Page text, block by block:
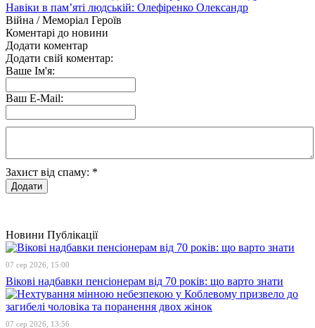
Навіки в пам’яті людській: Олефіренко Олександр
Війна / Меморіал Героїв
Коментарі до новини
Додати коментар
Додати свій коментар:
Ваше Ім'я:
Ваш E-Mail:
Захист від спаму: *
Новини Публікації
07 сер 2026, 15:00
Вікові надбавки пенсіонерам від 70 років: що варто знати
07 сер 2026, 13:56